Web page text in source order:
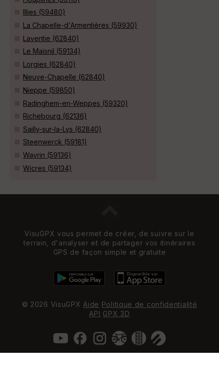
Illies (59480)
La Chapelle-d'Armentières (59930)
Laventie (62840)
Le Maisnil (59134)
Lorgies (62840)
Neuve-Chapelle (62840)
Nieppe (59850)
Radinghem-en-Weppes (59320)
Richebourg (62136)
Sailly-sur-la-Lys (62840)
Steenwerck (59181)
Wavrin (59136)
Wicres (59134)
VisuGPX vous permet de créer, de suivre sur le
terrain, d'analyser et de partager vos itinéraires
GPS de façon simple et gratuite
© 2026 VisuGPX Aide Politique de confidentialité
API GPX 3D